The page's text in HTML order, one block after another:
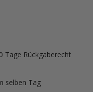
Tage Rückgaberecht
selben Tag